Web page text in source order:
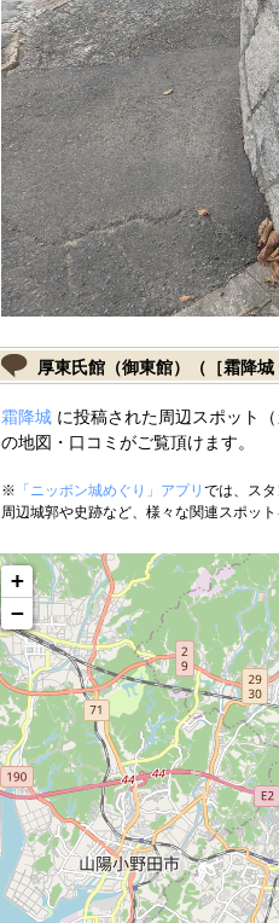
厚東氏館（御東館）（［霜降城
霜降城に投稿された周辺スポット（
の地図・口コミがご覧頂けます。
※ 「ニッポン城めぐり」アプリ では、ス
周辺城郭や史跡など、様々な関連スポット
+
−